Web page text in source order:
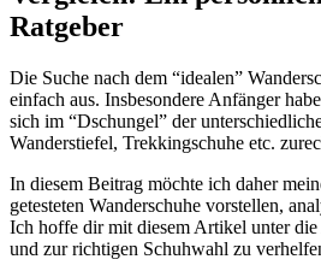
Ratgeber
Die Suche nach dem “idealen”
einfach aus. Insbesondere Anfänger
sich im “Dschungel” der
Wanderstiefel, Trekkingschuhe etc.
In diesem Beitrag möchte ich daher
getesteten Wanderschuhe vorstellen,
Ich hoffe dir mit diesem Artikel unter
und zur richtigen Schuhwahl zu